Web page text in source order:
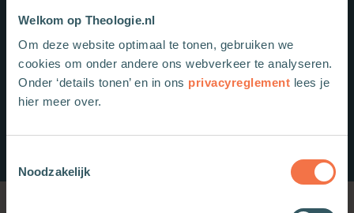
Welkom op Theologie.nl
Om deze website optimaal te tonen, gebruiken we
cookies om onder andere ons webverkeer te analyseren.
Onder ‘details tonen’ en in ons privacyreglement lees je
hier meer over.
Noodzakelijk